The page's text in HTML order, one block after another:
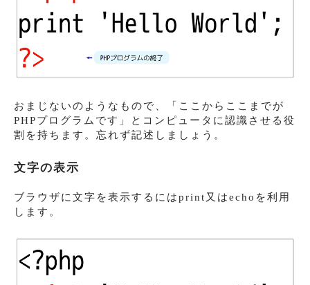
おまじないのようなもので、「ここからここまでが
PHPプログラムです」とコンピュータに認識させる役
割を持ちます。忘れず記述しましょう。
文字の表示
ブラウザに文字を表示するにはprint 又はecho を利用
します。